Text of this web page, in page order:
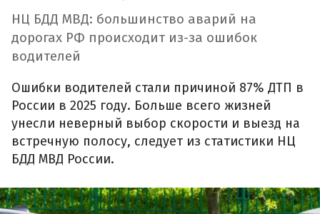
НЦ БДД МВД: большинство аварий на
дорогах РФ происходит из-за ошибок
водителей
Ошибки водителей стали причиной 87% ДТП в
России в 2025 году. Больше всего жизней
унесли неверный выбор скорости и выезд на
встречную полосу, следует из статистики НЦ
БДД МВД России.